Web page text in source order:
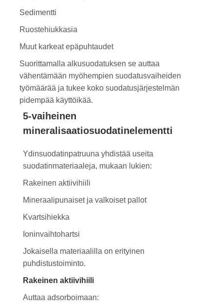
Sedimentti
Ruostehiukkasia
Muut karkeat epäpuhtaudet
Suorittamalla alkusuodatuksen se auttaa
vähentämään myöhempien suodatusvaiheiden
työmäärää ja tukee koko suodatusjärjestelmän
pidempää käyttöikää.
5-vaiheinen
mineralisaatiosuodatinelementti
Ydinsuodatinpatruuna yhdistää useita
suodatinmateriaaleja, mukaan lukien:
Rakeinen aktiivihiili
Mineraalipunaiset ja valkoiset pallot
Kvartsihiekka
Ioninvaihtohartsi
Jokaisella materiaalilla on erityinen
puhdistustoiminto.
Rakeinen aktiivihiili
Auttaa adsorboimaan: